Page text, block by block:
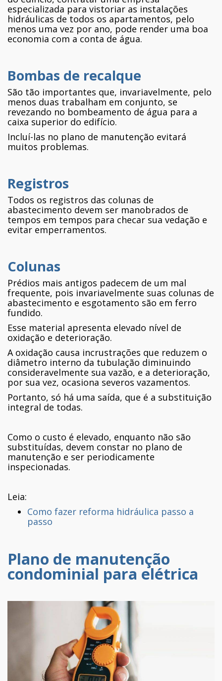
especializada para vistoriar as instalações
hidráulicas de todos os apartamentos, pelo
menos uma vez por ano, pode render uma boa
economia com a conta de água.
Bombas de recalque
São tão importantes que, invariavelmente, pelo
menos duas trabalham em conjunto, se
revezando no bombeamento de água para a
caixa superior do edifício.
Incluí-las no plano de manutenção evitará
muitos problemas.
Registros
Todos os registros das colunas de
abastecimento devem ser manobrados de
tempos em tempos para checar sua vedação e
evitar emperramentos.
Colunas
Prédios mais antigos padecem de um mal
frequente, pois invariavelmente suas colunas de
abastecimento e esgotamento são em ferro
fundido.
Esse material apresenta elevado nível de
oxidação e deterioração.
A oxidação causa incrustrações que reduzem o
diâmetro interno da tubulação diminuindo
consideravelmente sua vazão, e a deterioração,
por sua vez, ocasiona severos vazamentos.
Portanto, só há uma saída, que é a substituição
integral de todas.
Como o custo é elevado, enquanto não são
substituídas, devem constar no plano de
manutenção e ser periodicamente
inspecionadas.
Leia:
Como fazer reforma hidráulica passo a
passo
Plano de manutenção
condominial para elétrica